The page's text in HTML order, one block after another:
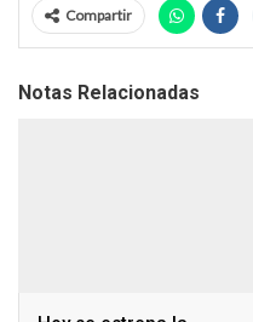
Compartir
Notas Relacionadas